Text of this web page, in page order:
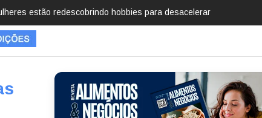
em 2025, diz Anuário de Segurança